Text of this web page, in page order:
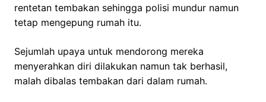
rentetan tembakan sehingga polisi mundur namun
tetap mengepung rumah itu.
Sejumlah upaya untuk mendorong mereka
menyerahkan diri dilakukan namun tak berhasil,
malah dibalas tembakan dari dalam rumah.